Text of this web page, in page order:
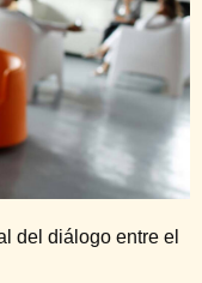
del diálogo entre el